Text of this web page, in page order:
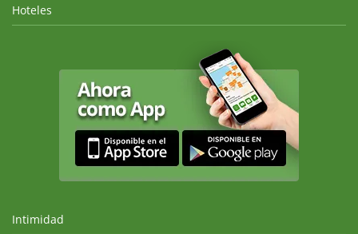
Hoteles
Intimidad